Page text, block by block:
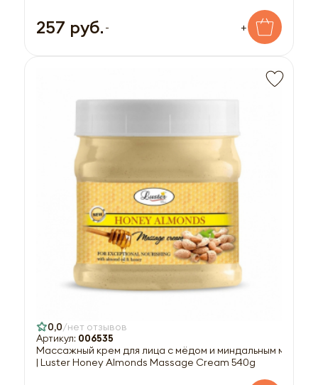
257 руб. - +
0,0 нет отзывов
Артикул: 006535
Массажный крем для лица с мёдом и миндальным
| Luster Honey Almonds Massage Cream 540g